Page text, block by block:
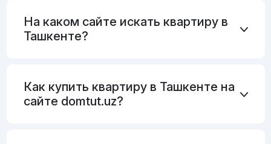
На каком сайте искать квартиру в
Ташкенте?
Как купить квартиру в Ташкенте на
сайте domtut.uz?